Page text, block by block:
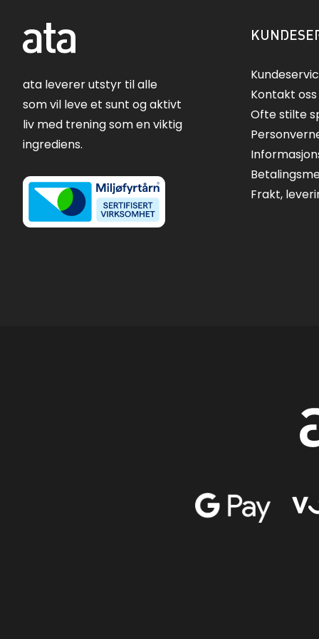
ata leverer utstyr til alle
som vil leve et sunt og aktivt
liv med trening som en viktig
ingrediens.
Kontakt oss
Ofte stilte
Frakt,